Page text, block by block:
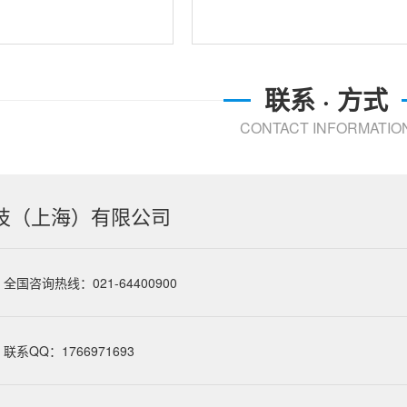
联系 · 方式
CONTACT
（上海）有限公司
全国咨询热线：021-64400900
联系QQ：1766971693